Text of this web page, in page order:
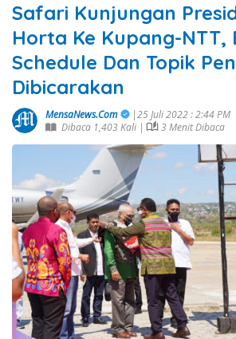
Safari Kunjungan
Horta Ke Kupang-NTT,
Schedule Dan Topik
Dibicarakan
MensaNews.Com
|25 Juli 2022 : 2:44 PM
Dibaca 1,403 Kali |
3 Menit Dibaca